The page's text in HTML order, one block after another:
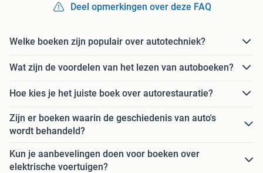
Deel opmerkingen over deze FAQ
Welke boeken zijn populair over autotechniek?
Wat zijn de voordelen van het lezen van autoboeken?
Hoe kies je het juiste boek over autorestauratie?
Zijn er boeken waarin de geschiedenis van auto's
wordt behandeld?
Kun je aanbevelingen doen voor boeken over
elektrische voertuigen?